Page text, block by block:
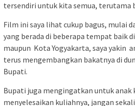
tersendiri untuk kita semua, terutama
Film ini saya lihat cukup bagus, mulai
yang berada di beberapa tempat baik
maupun Kota Yogyakarta, saya yakin
terus mengembangkan bakatnya di
Bupati.
Bupati juga mengingatkan untuk anak
menyelesaikan kuliahnya, jangan